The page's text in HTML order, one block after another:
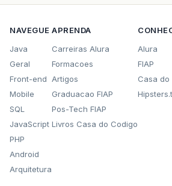
NAVEGUE
Java
Geral
Front-end
Mobile
SQL
JavaScript
PHP
Android
Arquitetura
APRENDA
Carreiras Alura
Formacoes
Artigos
Graduacao FIAP
Pos-Tech FIAP
Livros Casa do Codigo
Alura
FIAP
Casa do